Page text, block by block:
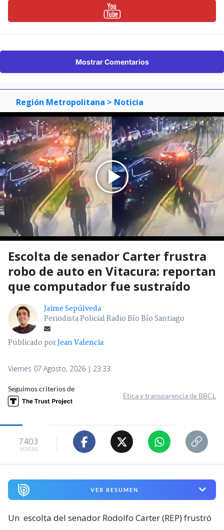
Mostrar Comentarios
Región Metropolitana > Noticia
Escolta de senador Carter frustra
robo de auto en Vitacura: reportan
que computador fue sustraído
Jaime Sepúlveda
Periodista Policial Radio Bío Bío Santiago
Publicado porJean Valencia
Viernes 07 Agosto, 2026 | 23:33
Seguimos criterios de
Ética y transparencia de BBCL
7403
visitas
VER RESUMEN
Un escolta del senador Rodolfo Carter (REP) frustró